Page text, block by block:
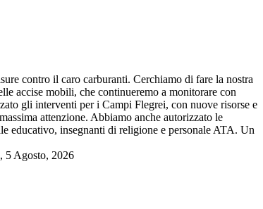
contro il caro carburanti. Cerchiamo di fare la nostra
accise mobili, che continueremo a monitorare con
gli interventi per i Campi Flegrei, con nuove risorse e
attenzione. Abbiamo anche autorizzato le
educativo, insegnanti di religione e personale ATA. Un
5 Agosto, 2026